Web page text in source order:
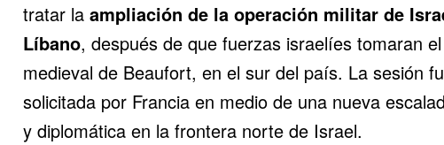
tratar la ampliación de la operación militar de
Líbano, después de que fuerzas israelíes tomaran
medieval de Beaufort, en el sur del país. La sesión
solicitada por Francia en medio de una nueva
y diplomática en la frontera norte de Israel.